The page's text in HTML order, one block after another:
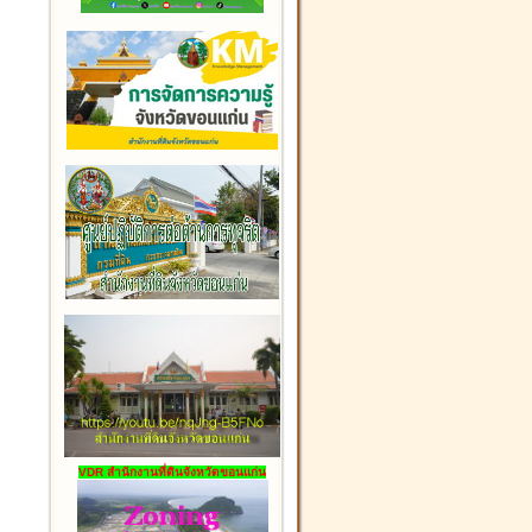
VDR สำนักงานที่ดินจังหวัดขอนแก่น